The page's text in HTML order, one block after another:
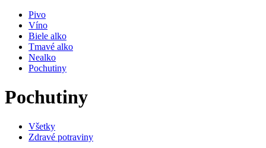
Pivo
Víno
Biele alko
Tmavé alko
Nealko
Pochutiny
Pochutiny
Všetky
Zdravé potraviny